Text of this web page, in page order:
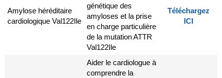
Amylose héréditaire
cardiologique Val122Ile
génétique des
amyloses et la prise
en charge particulière
de la mutation ATTR
Val122Ile
Téléchargez
ICI
Aider le cardiologue à
comprendre la